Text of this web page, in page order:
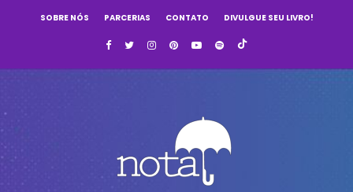
SOBRE NÓS PARCERIAS CONTATO DIVULGUE SEU LIVRO!